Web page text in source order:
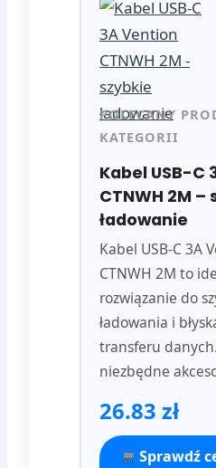
POLECANY
KATEGORII
Kabel USB-C
CTNWH 2M –
ładowanie
Kabel USB-C 3A
CTNWH 2M to
rozwiązanie do
ładowania i
transferu
niezbędne
26.83 zł
Sprawdź